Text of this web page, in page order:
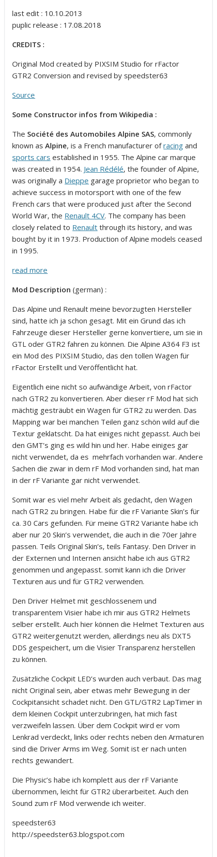
last edit : 10.10.2013
puplic release : 17.08.2018
CREDITS :
Original Mod created by PIXSIM Studio for rFactor
GTR2 Conversion and revised by speedster63
Source
Some Constructor infos from Wikipedia :
The Société des Automobiles Alpine SAS, commonly
known asAlpine, is a French manufacturer ofracing and
sports cars established in 1955. The Alpine car marque
was created in 1954. Jean Rédélé, the founder of Alpine,
was originally a Dieppe garage proprietor who began to
achieve success in motorsport with one of the few
French cars that were produced just after the Second
World War, the Renault 4CV. The company has been
closely related to Renault through its history, and was
bought by it in 1973. Production of Alpine models ceased
in 1995.
read more
Mod Description(german) :
Das Alpine und Renault meine bevorzugten Hersteller
sind, hatte ich ja schon gesagt. Mit ein Grund das ich
Fahrzeuge dieser Hersteller gerne konvertiere, um sie in
GTL oder GTR2 fahren zu können. Die Alpine A364 F3 ist
ein Mod des PIXSIM Studio, das den tollen Wagen für
rFactor Erstellt und Veröffentlicht hat.
Eigentlich eine nicht so aufwändige Arbeit, von rFactor
nach GTR2 zu konvertieren. Aber dieser rF Mod hat sich
mächtig gesträubt ein Wagen für GTR2 zu werden. Das
Mapping war bei manchen Teilen ganz schön wild auf die
Textur geklatscht. Da hat einiges nicht gepasst. Auch bei
den GMT’s ging es wild hin und her. Habe einiges gar
nicht verwendet, da es mehrfach vorhanden war. Andere
Sachen die zwar in dem rF Mod vorhanden sind, hat man
in der rF Variante gar nicht verwendet.
Somit war es viel mehr Arbeit als gedacht, den Wagen
nach GTR2 zu bringen. Habe für die rF Variante Skin’s für
ca. 30 Cars gefunden. Für meine GTR2 Variante habe ich
aber nur 20 Skin’s verwendet, die auch in die 70er Jahre
passen. Teils Original Skin’s, teils Fantasy. Den Driver in
der Externen und Internen ansicht habe ich aus GTR2
genommen und angepasst. somit kann ich die Driver
Texturen aus und für GTR2 verwenden.
Den Driver Helmet mit geschlossenem und
transparentem Visier habe ich mir aus GTR2 Helmets
selber erstellt. Auch hier können die Helmet Texturen aus
GTR2 weitergenutzt werden, allerdings neu als DXT5
DDS gespeichert, um die Visier Transparenz herstellen
zu können.
Zusätzliche Cockpit LED’s wurden auch verbaut. Das mag
nicht Original sein, aber etwas mehr Bewegung in der
Cockpitansicht schadet nicht. Den GTL/GTR2 LapTimer in
dem kleinen Cockpit unterzubringen, hat mich fast
verzweifeln lassen. Über dem Cockpit wird er vom
Lenkrad verdeckt, links oder rechts neben den Armaturen
sind die Driver Arms im Weg. Somit ist er nach unten
rechts gewandert.
Die Physic’s habe ich komplett aus der rF Variante
übernommen, leicht für GTR2 überarbeitet. Auch den
Sound zum rF Mod verwende ich weiter.
speedster63
http://speedster63.blogspot.com